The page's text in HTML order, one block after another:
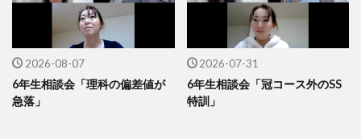
2026-08-07
6年生相談会「理科の偏差値が
急落」
2026-07-31
6年生相談会「冠コース外のSS
特訓」